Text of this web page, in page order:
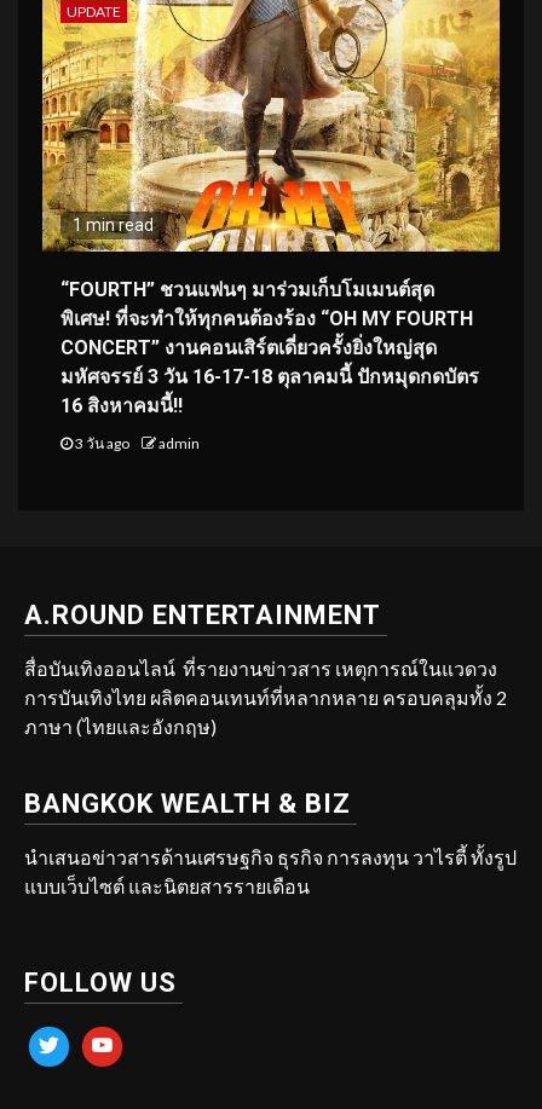
UPDATE
1 min read
“FOURTH” ชวนแฟนๆ มาร่วมเก็บโมเมนต์สุด
พิเศษ! ที่จะทำให้ทุกคนต้องร้อง “OH MY FOURTH
CONCERT” งานคอนเสิร์ตเดี่ยวครั้งยิ่งใหญ่สุด
มหัศจรรย์ 3 วัน 16-17-18 ตุลาคมนี้ ปักหมุดกดบัตร
16 สิงหาคมนี้!!
3 วัน ago admin
A.ROUND ENTERTAINMENT
สื่อบันเทิงออนไลน์ ที่รายงานข่าวสาร เหตุการณ์ในแวดวง
การบันเทิงไทย ผลิตคอนเทนท์ที่หลากหลาย ครอบคลุมทั้ง 2
ภาษา (ไทยและอังกฤษ)
BANGKOK WEALTH & BIZ
นำเสนอข่าวสารด้านเศรษฐกิจ ธุรกิจ การลงทุน วาไรตี้ ทั้งรูป
แบบเว็บไซต์ และนิตยสารรายเดือน
FOLLOW US
twitter youtube